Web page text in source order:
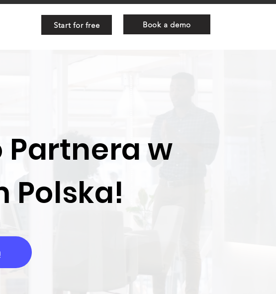
Start for free Book a demo
w
Polska!